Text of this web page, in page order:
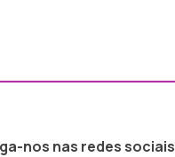
nos nas redes sociais